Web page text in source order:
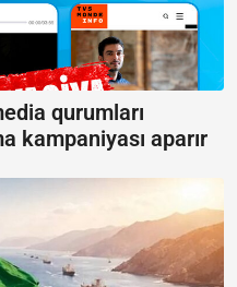
qurumları
kampaniyası aparır